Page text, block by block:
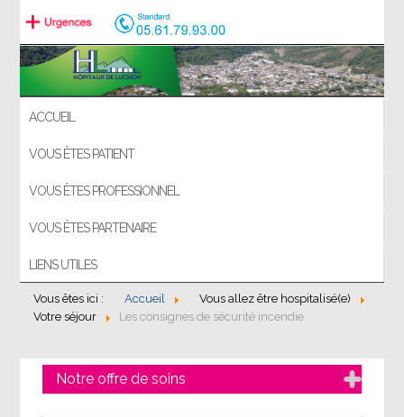
ACCUEIL
VOUS ÊTES PATIENT
VOUS ÊTES PROFESSIONNEL
VOUS ÊTES PARTENAIRE
LIENS UTILES
Vous êtes ici : Accueil
Vous allez être hospitalisé(e)
Votre séjour
Les consignes de sécurité incendie
Notre offre de soins